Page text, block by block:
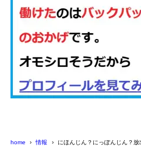
home 情報 にほんじん？にっぽんじん？放